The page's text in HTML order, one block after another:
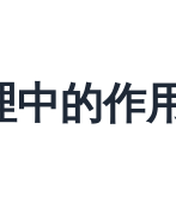
中的作